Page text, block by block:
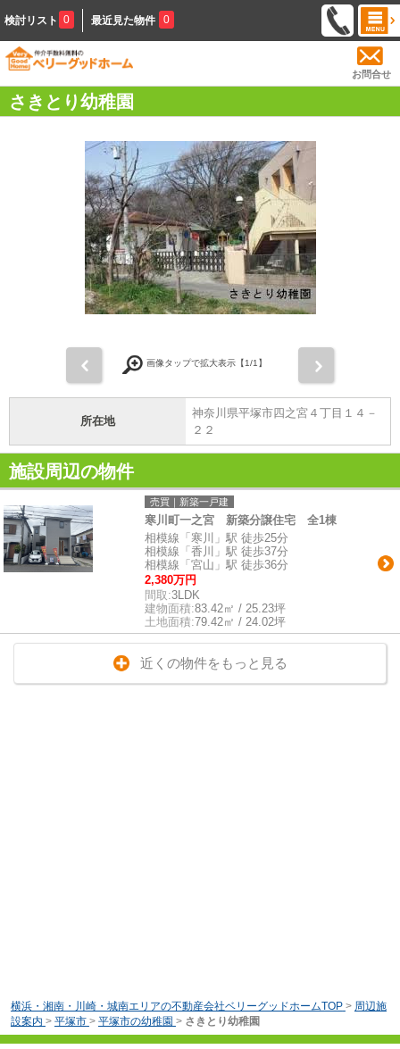
検討リスト 0 最近見た物件 0
お問合せ
さきとり幼稚園
画像タップで拡大表示【1/1】
所在地
神奈川県平塚市四之宮４丁目１４－
２２
施設周辺の物件
売買｜新築一戸建
寒川町一之宮 新築分譲住宅 全1棟
相模線「寒川」駅 徒歩25分
相模線「香川」駅 徒歩37分
相模線「宮山」駅 徒歩36分
2,380万円
間取:3LDK
建物面積:83.42㎡ / 25.23坪
土地面積:79.42㎡ / 24.02坪
近くの物件をもっと見る
横浜・湘南・川崎・城南エリアの不動産会社ベリーグッドホームTOP > 周辺施
設案内 > 平塚市 > 平塚市の幼稚園 > さきとり幼稚園